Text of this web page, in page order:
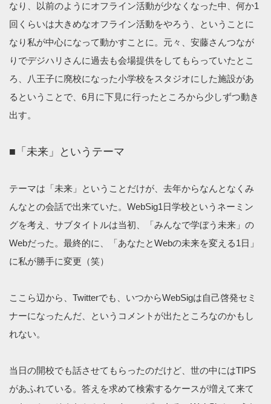
なり、以前のようにオフライン活動が少なくなった中、何か1
回くらいは大きめなオフライン活動をやろう、ということに
なり私が中心になって動かすことに。元々、安藤さんつなが
りでデジハリさんに過去も会場提供をしてもらっていたとこ
ろ、八王子に廃校になった小学校をスタジオにした施設があ
るということで、6月に下見に行ったところから少しずつ動き
出す。
■「未来」というテーマ
テーマは「未来」ということだけが、去年からなんとなくみ
んなとの会話で出来ていた。WebSig1日学校というネーミン
グを考え、サブタイトルは当初、「みんなで学ぼう未来」の
Webだった。最終的に、「あなたとWebの未来を変える1日」
に私が勝手に変更（笑）
ここら辺から、Twitterでも、いつからWebSigは自己啓発セミ
ナーになったんだ、というコメントが出たところなのかもし
れない。
当日の開校でも話させてもらったのだけど、世の中にはTIPS
があふれている。答えを求めて検索するケースが増えて来て